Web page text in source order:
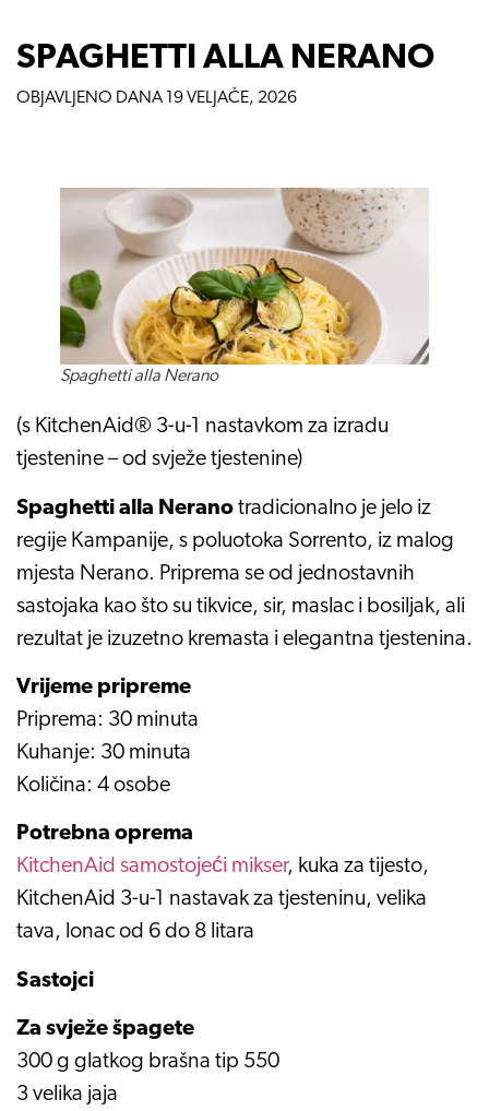
SPAGHETTI ALLA NERANO
OBJAVLJENO DANA 19 VELJAČE, 2026
Spaghetti alla Nerano
(s KitchenAid® 3-u-1 nastavkom za izradu
tjestenine – od svježe tjestenine)
Spaghetti alla Nerano tradicionalno je jelo iz
regije Kampanije, s poluotoka Sorrento, iz malog
mjesta Nerano. Priprema se od jednostavnih
sastojaka kao što su tikvice, sir, maslac i bosiljak, ali
rezultat je izuzetno kremasta i elegantna tjestenina.
Vrijeme pripreme
Priprema: 30 minuta
Kuhanje: 30 minuta
Količina: 4 osobe
Potrebna oprema
KitchenAid samostojeći mikser, kuka za tijesto,
KitchenAid 3-u-1 nastavak za tjesteninu, velika
tava, lonac od 6 do 8 litara
Sastojci
Za svježe špagete
300 g glatkog brašna tip 550
3 velika jaja